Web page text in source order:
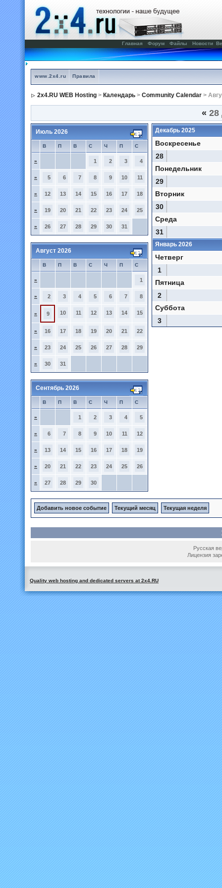
Главная Форум Файлы Новости
www.2x4.ru Правила
2x4.RU WEB Hosting > Календарь > Community Calendar >
« 28
Июль 2026
В П В С Ч П С
» 1 2 3 4
» 5 6 7 8 9 10 11
» 12 13 14 15 16 17 18
» 19 20 21 22 23 24 25
» 26 27 28 29 30 31
Август 2026
В П В С Ч П С
» 1
» 2 3 4 5 6 7 8
» 9 10 11 12 13 14 15
» 16 17 18 19 20 21 22
» 23 24 25 26 27 28 29
» 30 31
Сентябрь 2026
В П В С Ч П С
» 1 2 3 4 5
» 6 7 8 9 10 11 12
» 13 14 15 16 17 18 19
» 20 21 22 23 24 25 26
» 27 28 29 30
Декабрь 2025
Воскресенье
28
Понедельник
29
Вторник
30
Среда
31
Январь 2026
Четверг
1
Пятница
2
Суббота
3
Добавить новое событие Текущий месяц Текущая неделя
Русская
Лицензия
Quality web hosting and dedicated servers at 2x4.RU